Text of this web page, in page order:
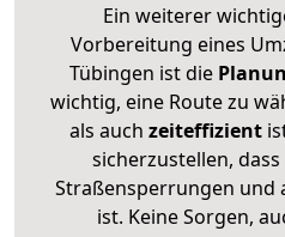
Ein weiterer
Vorbereitung eines
Tübingen ist die
wichtig, eine Route zu
als auch zeiteffizient
sicherzustellen,
Straßensperrungen und
ist. Keine Sorgen,